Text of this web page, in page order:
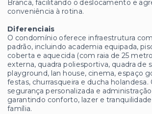
Branca, facilitando o deslocamento e
conveniência à rotina.
Diferenciais
O condomínio oferece infraestrutura
padrão, incluindo academia equipada,
coberta e aquecida (com raia de 25
externa, quadra poliesportiva, quadra de
playground, lan house, cinema, espaço
festas, churrasqueira e ducha holandesa.
segurança personalizada e
garantindo conforto, lazer e
família.